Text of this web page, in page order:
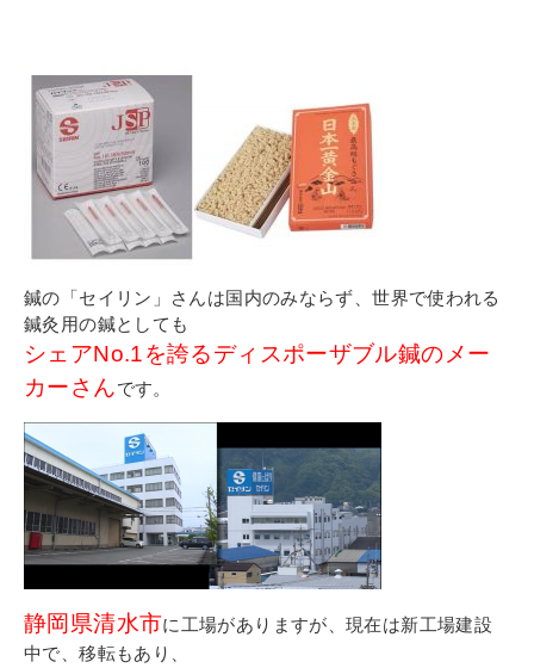
資料請求
インターネット出願
教職員採用情報
その他
個人情報の取り扱いについて
1号館総合受付：〒194-0022 東京都町田市森野1-7-8
TEL：042-729-1026 (平日8時30分〜17時30分)
鍼の「セイリン」さんは国内のみならず、世界で使われる
鍼灸用の鍼としても
シェアNo.1を誇るディスポーザブル鍼のメー
カーさんです。
静岡県清水市に工場がありますが、現在は新工場建設
中で、移転もあり、